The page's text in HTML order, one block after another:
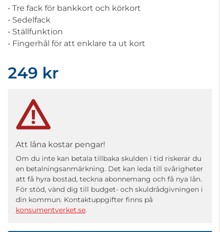
• Tre fack för bankkort och körkort
• Sedelfack
• Ställfunktion
• Fingerhål för att enklare ta ut kort
249 kr
Att låna kostar pengar!
Om du inte kan betala tillbaka skulden i tid riskerar du
en betalningsanmärkning. Det kan leda till svårigheter
att få hyra bostad, teckna abonnemang och få nya lån.
För stöd, vänd dig till budget- och skuldrådgivningen i
din kommun. Kontaktuppgifter finns på
konsumentverket.se.